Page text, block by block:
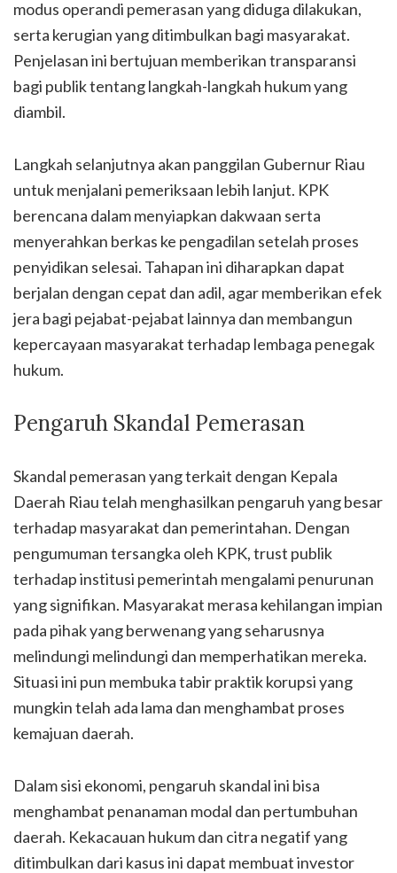
modus operandi pemerasan yang diduga dilakukan,
serta kerugian yang ditimbulkan bagi masyarakat.
Penjelasan ini bertujuan memberikan transparansi
bagi publik tentang langkah-langkah hukum yang
diambil.
Langkah selanjutnya akan panggilan Gubernur Riau
untuk menjalani pemeriksaan lebih lanjut. KPK
berencana dalam menyiapkan dakwaan serta
menyerahkan berkas ke pengadilan setelah proses
penyidikan selesai. Tahapan ini diharapkan dapat
berjalan dengan cepat dan adil, agar memberikan efek
jera bagi pejabat-pejabat lainnya dan membangun
kepercayaan masyarakat terhadap lembaga penegak
hukum.
Pengaruh Skandal Pemerasan
Skandal pemerasan yang terkait dengan Kepala
Daerah Riau telah menghasilkan pengaruh yang besar
terhadap masyarakat dan pemerintahan. Dengan
pengumuman tersangka oleh KPK, trust publik
terhadap institusi pemerintah mengalami penurunan
yang signifikan. Masyarakat merasa kehilangan impian
pada pihak yang berwenang yang seharusnya
melindungi melindungi dan memperhatikan mereka.
Situasi ini pun membuka tabir praktik korupsi yang
mungkin telah ada lama dan menghambat proses
kemajuan daerah.
Dalam sisi ekonomi, pengaruh skandal ini bisa
menghambat penanaman modal dan pertumbuhan
daerah. Kekacauan hukum dan citra negatif yang
ditimbulkan dari kasus ini dapat membuat investor